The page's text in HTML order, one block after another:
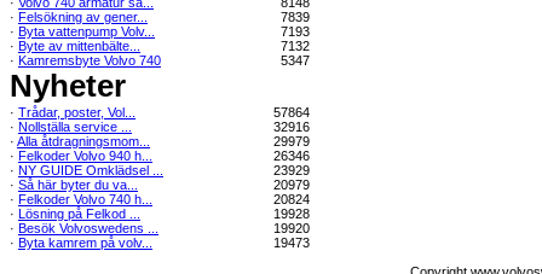
· Felsökning av gener...
7839
· Byta vattenpump Volv...
7193
· Byte av mittenbälte...
7132
· Kamremsbyte Volvo 740 5347
Nyheter
· Trådar, poster, Vol...
57864
· Nollställa service ...
32916
· Alla åtdragningsmom...
29979
· Felkoder Volvo 940 h...
26346
· NY GUIDE Omklädsel ...
23929
· Så här byter du va...
20979
· Felkoder Volvo 740 h...
20824
· Lösning på Felkod ...
19928
· Besök Volvoswedens ...
19920
· Byta kamrem på volv... 19473